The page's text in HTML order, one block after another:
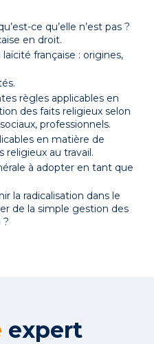
ce qu’elle n’est pas ?
en droit.
française : origines,
règles applicables en
des faits religieux selon
professionnels.
en matière de
au travail.
à adopter en tant que
la radicalisation dans le
de la simple gestion des
?
expert